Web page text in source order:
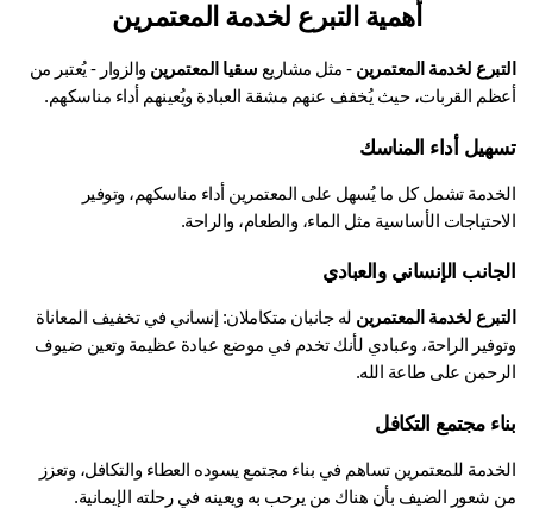
أهمية التبرع لخدمة المعتمرين
لخدمة المعتمرين - مثل مشاريع سقيا المعتمرين
والزوار - يُعتبر من
القربات، حيث يُخفف عنهم مشقة العبادة ويُعينهم أداء مناسكهم.
أداء المناسك
الخدمة تشمل كل ما يُسهل على المعتمرين أداء مناسكهم، وتوفير
الأساسية مثل الماء، والطعام، والراحة.
الإنساني والعبادي
لخدمة المعتمرين
له جانبان متكاملان: إنساني في تخفيف المعاناة
وتوفير الراحة، وعبادي لأنك تخدم في موضع عبادة عظيمة وتعين ضيوف
على طاعة الله.
مجتمع التكافل
الخدمة للمعتمرين تساهم في بناء مجتمع يسوده العطاء والتكافل، وتعزز
شعور الضيف بأن هناك من يرحب به ويعينه في رحلته الإيمانية.